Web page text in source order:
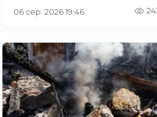
06 сер. 2026 19:46